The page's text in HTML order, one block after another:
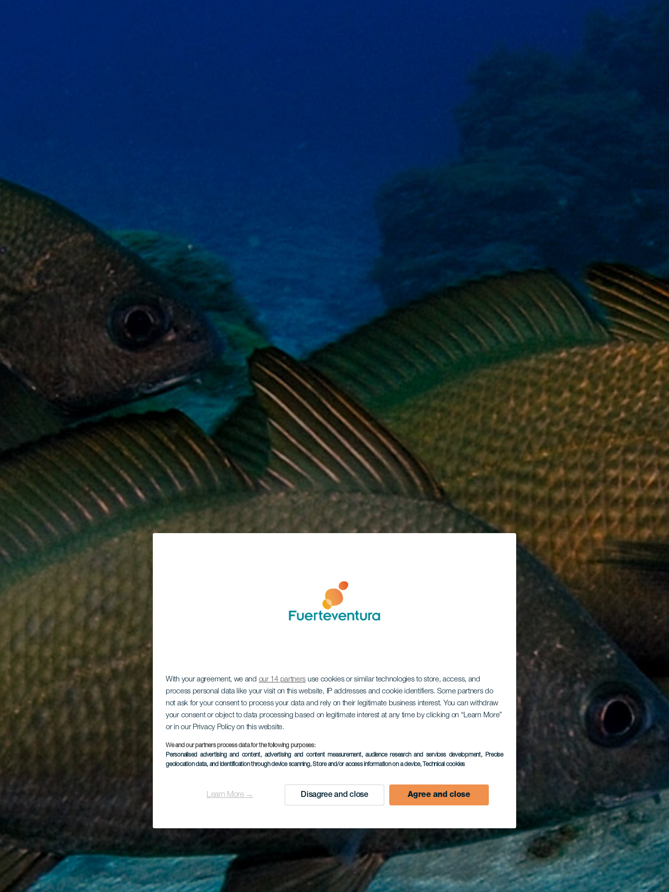
With your agreement, we and our 14 partners use cookies or similar technologies to store, access, and
process personal data like your visit on this website, IP addresses and cookie identifiers. Some partners do
not ask for your consent to process your data and rely on their legitimate business interest. You can withdraw
your consent or object to data processing based on legitimate interest at any time by clicking on “Learn More”
or in our Privacy Policy on this website.
We and our partners process data for the following purposes:
Personalised advertising and content, advertising and content measurement, audience research and services development, Precise
geolocation data, and identification through device scanning, Store and/or access information on a device, Technical cookies
Learn More → Disagree and close Agree and close